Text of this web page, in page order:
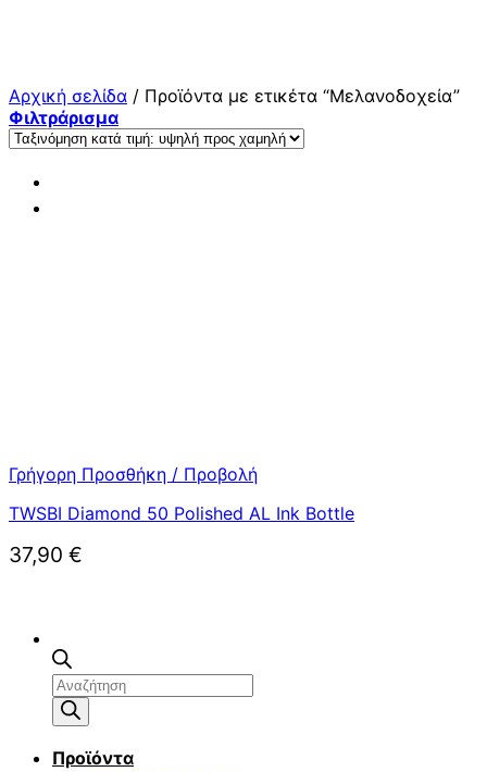
Αναζήτηση
προϊόντων
Προϊόντα
Αρχική σελίδα / Προϊόντα με ετικέτα “Μελανοδοχεία”
Φιλτράρισμα
Γρήγορη Προσθήκη / Προβολή
TWSBI Diamond 50 Polished AL Ink Bottle
37,90 €